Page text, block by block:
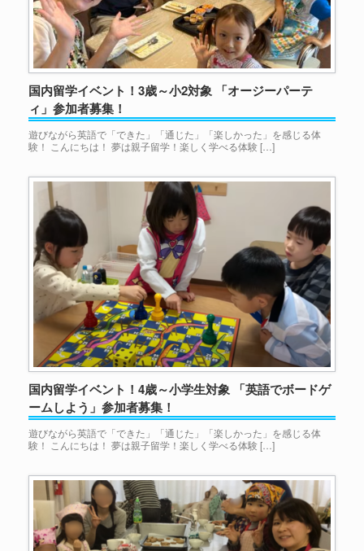
国内留学イベント！3歳～小2対象 「オージーパーテ
ィ」参加者募集！
遊びながら英語で「できた」「通じた」「楽しかった」を感じる体
験！ こんにちは！ 夢は親子留学！楽しく学べる体験 […]
国内留学イベント！4歳～小学生対象 「英語でボードゲ
ームしよう」参加者募集！
遊びながら英語で「できた」「通じた」「楽しかった」を感じる体
験！ こんにちは！ 夢は親子留学！楽しく学べる体験 […]